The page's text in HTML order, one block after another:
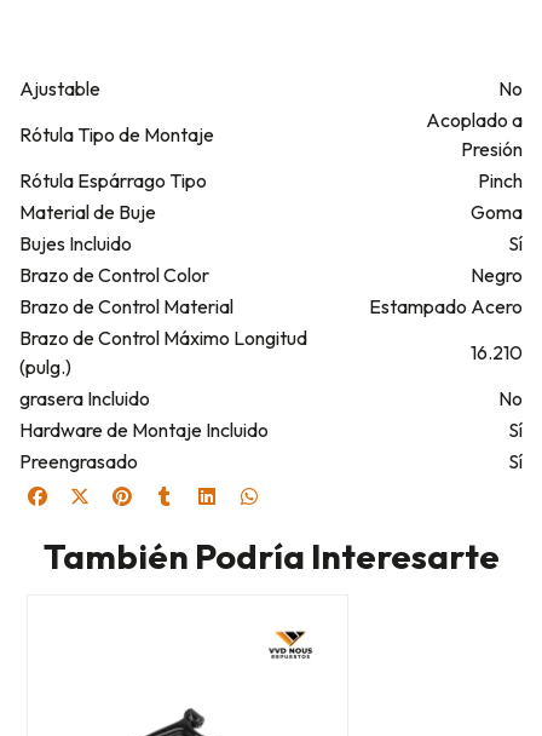
Ajustable
No
Rótula Tipo de Montaje
Acoplado a
Presión
Rótula Espárrago Tipo
Pinch
Material de Buje
Goma
Bujes Incluido
Sí
Brazo de Control Color
Negro
Brazo de Control Material
Estampado Acero
Brazo de Control Máximo Longitud
(pulg.)
16.210
grasera Incluido
No
Hardware de Montaje Incluido
Sí
Preengrasado
Sí
También Podría Interesarte